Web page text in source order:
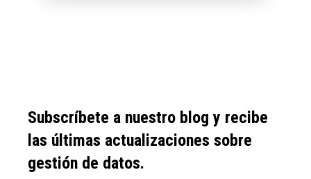
Subscríbete a nuestro blog y recibe
las últimas actualizaciones sobre
gestión de datos.